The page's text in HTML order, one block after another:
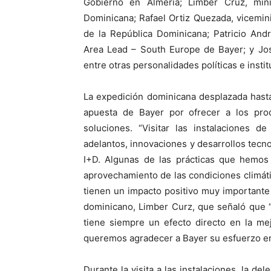
Gobierno en Almería; Limber Cruz,
Dominicana; Rafael Ortiz Quezada,
de la República Dominicana; Patricio
Area Lead – South Europe de Bayer; y
entre otras personalidades políticas e
La expedición dominicana desplazada
apuesta de Bayer por ofrecer a los
soluciones. “Visitar las instalaciones
adelantos, innovaciones y desarrollos
I+D. Algunas de las prácticas que
aprovechamiento de las condiciones
tienen un impacto positivo muy
dominicano, Limber Curz, que señaló
tiene siempre un efecto directo en la
queremos agradecer a Bayer su esfuerzo